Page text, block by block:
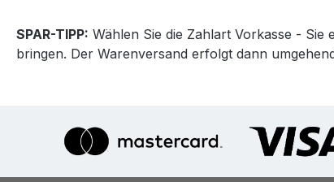
SPAR-TIPP: Wählen Sie die Zahlart Vorkasse -
bringen. Der Warenversand erfolgt dann